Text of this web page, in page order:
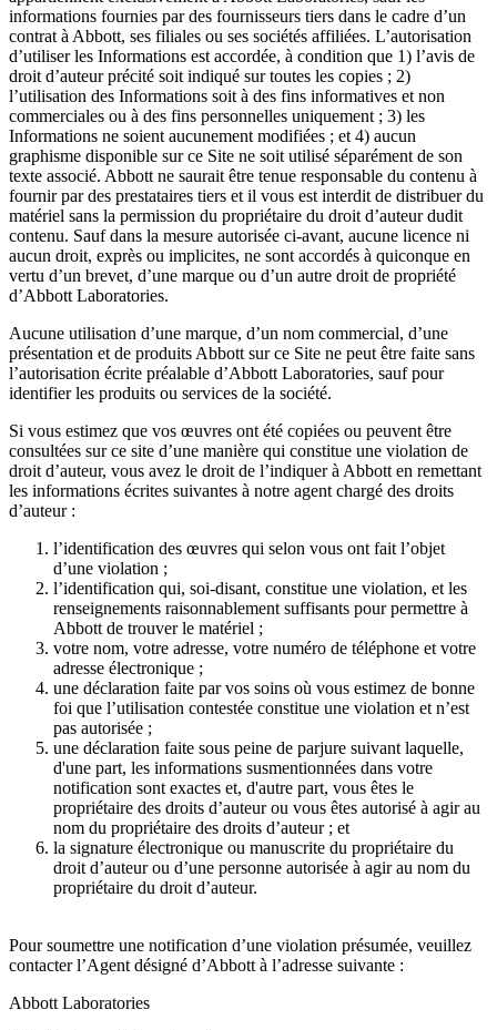
informations fournies par des fournisseurs tiers dans le cadre d’un
contrat à Abbott, ses filiales ou ses sociétés affiliées. L’autorisation
d’utiliser les Informations est accordée, à condition que 1) l’avis de
droit d’auteur précité soit indiqué sur toutes les copies ; 2)
l’utilisation des Informations soit à des fins informatives et non
commerciales ou à des fins personnelles uniquement ; 3) les
Informations ne soient aucunement modifiées ; et 4) aucun
graphisme disponible sur ce Site ne soit utilisé séparément de son
texte associé. Abbott ne saurait être tenue responsable du contenu à
fournir par des prestataires tiers et il vous est interdit de distribuer du
matériel sans la permission du propriétaire du droit d’auteur dudit
contenu. Sauf dans la mesure autorisée ci-avant, aucune licence ni
aucun droit, exprès ou implicites, ne sont accordés à quiconque en
vertu d’un brevet, d’une marque ou d’un autre droit de propriété
d’Abbott Laboratories.
Aucune utilisation d’une marque, d’un nom commercial, d’une
présentation et de produits Abbott sur ce Site ne peut être faite sans
l’autorisation écrite préalable d’Abbott Laboratories, sauf pour
identifier les produits ou services de la société.
Si vous estimez que vos œuvres ont été copiées ou peuvent être
consultées sur ce site d’une manière qui constitue une violation de
droit d’auteur, vous avez le droit de l’indiquer à Abbott en remettant
les informations écrites suivantes à notre agent chargé des droits
d’auteur :
l’identification des œuvres qui selon vous ont fait l’objet
d’une violation ;
l’identification qui, soi-disant, constitue une violation, et les
renseignements raisonnablement suffisants pour permettre à
Abbott de trouver le matériel ;
votre nom, votre adresse, votre numéro de téléphone et votre
adresse électronique ;
une déclaration faite par vos soins où vous estimez de bonne
foi que l’utilisation contestée constitue une violation et n’est
pas autorisée ;
une déclaration faite sous peine de parjure suivant laquelle,
d'une part, les informations susmentionnées dans votre
notification sont exactes et, d'autre part, vous êtes le
propriétaire des droits d’auteur ou vous êtes autorisé à agir au
nom du propriétaire des droits d’auteur ; et
la signature électronique ou manuscrite du propriétaire du
droit d’auteur ou d’une personne autorisée à agir au nom du
propriétaire du droit d’auteur.
Pour soumettre une notification d’une violation présumée, veuillez
contacter l’Agent désigné d’Abbott à l’adresse suivante :
Abbott Laboratories